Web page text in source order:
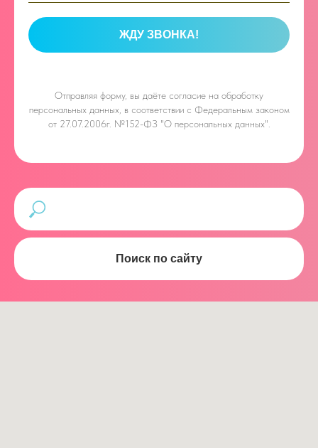
ЖДУ ЗВОНКА!
Отправляя форму, вы даёте согласие на обработку
персональных данных, в соответствии с Федеральным законом
от 27.07.2006г. №152-ФЗ "О персональных данных".
Поиск по сайту